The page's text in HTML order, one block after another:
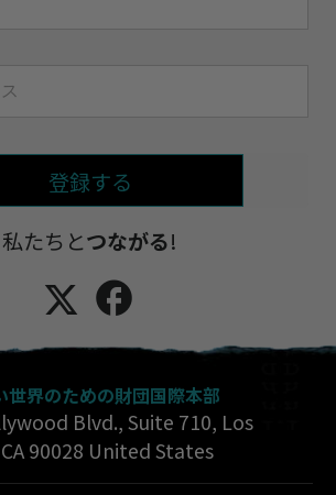
登録する
私たちとつながる!
世界のための財団国際本部
Blvd., Suite 710, Los
CA 90028 United States